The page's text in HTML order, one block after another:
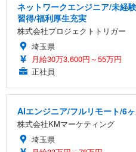
ネットワークエンジニア/未経
習得/福利厚生充実
株式会社プロジェクトトリガー
埼玉県
月給30万3,600円～55万円
正社員
AIエンジニア/フルリモート/6
株式会社KMマーケティング
埼玉県